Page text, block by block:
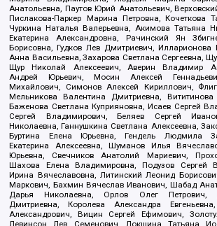
Анатольевна, Паутов Юрий Анатольевич,
Пислакова-Паркер Марина Петровна, Кочеткова
Чуркина Наталья Валерьевна, Акимова Татьяна
Екатерина Александровна, Рачинский Ян
Борисовна, Гудков Лев Дмитриевич,
Анна Васильевна, Захарова Светлана Сергеевна,
Щур Николай Алексеевич, Аверин Владимир
Андрей Юрьевич, Мосин Алексей
Михайлович, Симонов Алексей Кириллович,
Мельникова Валентина Дмитриевна,
Баженова Светлана Куприяновна, Исаев Сергей
Сергей Владимирович, Беляев Сергей
Николаевна, Ганнушкина Светлана Алексеевна,
Буртина Елена Юрьевна, Гендель Людмила
Екатерина Алексеевна, Шуманов Илья
Юрьевна, Свечников Анатолий Мариевич,
Шахова Елена Владимировна, Подузов Сергей
Ирина Вячеславовна, Литинский Леонид
Маркович, Бахмин Вячеслав Иванович, Шабад
Дарья Николаевна, Орлов Олег Петрович,
Дмитриевна, Королева Александра
Александрович, Вицин Сергей Ефимович,